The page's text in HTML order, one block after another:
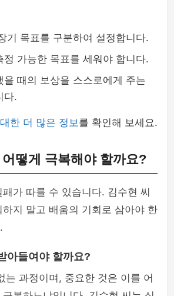
기 목표를 구분하여 설정합니다.
정 가능한 목표를 세워야 합니다.
을 때의 보상을 스스로에게 주는
다.
한 더 많은 정보를 확인해 보세요.
떻게 극복해야 할까요?
가 따를 수 있습니다. 김수현 씨
지 말고 배움의 기회로 삼아야 한
아들여야 할까요?
는 과정이며, 중요한 것은 이를 어